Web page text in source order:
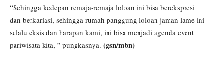
“Sehingga kedepan remaja-remaja loloan ini bisa berekspresi
dan berkariasi, sehingga rumah panggung loloan jaman lame ini
selalu eksis dan harapan kami, ini bisa menjadi agenda event
pariwisata kita, ” pungkasnya. (gsn/mbn)